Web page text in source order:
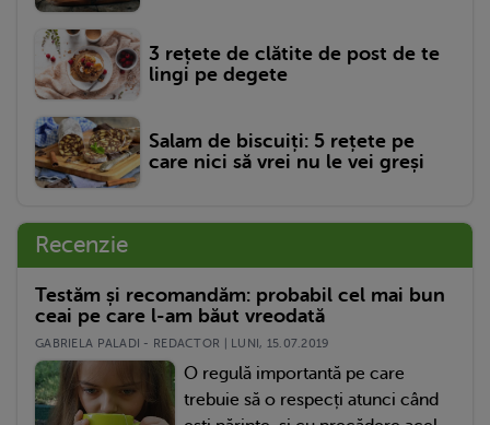
3 rețete de clătite de post de te
lingi pe degete
Salam de biscuiți: 5 rețete pe
care nici să vrei nu le vei greși
Recenzie
Testăm și recomandăm: probabil cel mai bun
ceai pe care l-am băut vreodată
GABRIELA PALADI - REDACTOR | LUNI, 15.07.2019
O regulă importantă pe care
trebuie să o respecți atunci când